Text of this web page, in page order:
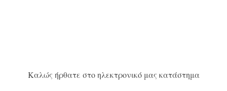
Καλώς ήρθατε στο ηλεκτρονικό μας κατάστημα